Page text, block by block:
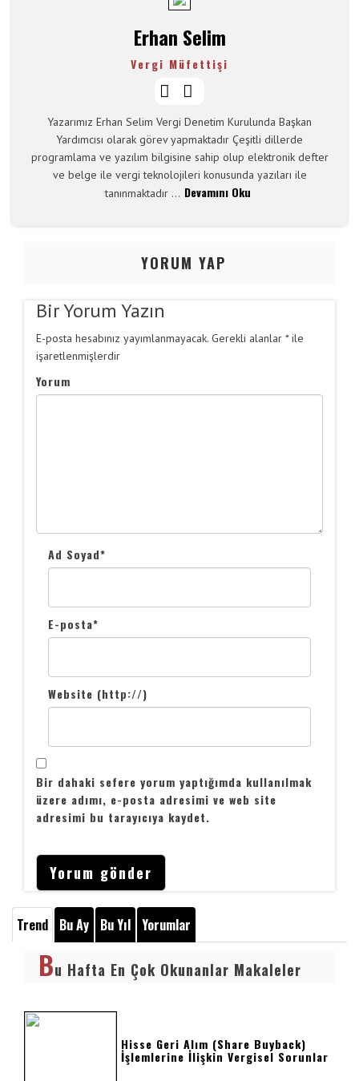
Erhan Selim
Vergi Müfettişi
Yazarımız Erhan Selim Vergi Denetim Kurulunda Başkan
Yardımcısı olarak görev yapmaktadır Çeşitli dillerde
programlama ve yazılım bilgisine sahip olup elektronik defter
ve belge ile vergi teknolojileri konusunda yazıları ile
tanınmaktadır ... Devamını Oku
YORUM YAP
Bir Yorum Yazın
E-posta hesabınız yayımlanmayacak. Gerekli alanlar *ile
işaretlenmişlerdir
Yorum
Ad Soyad*
E-posta*
Website (http://)
Bir dahaki sefere yorum yaptığımda kullanılmak
üzere adımı, e-posta adresimi ve web site
adresimi bu tarayıcıya kaydet.
Trend Bu Ay Bu Yıl Yorumlar
Bu Hafta En Çok Okunanlar Makaleler
Hisse Geri Alım (Share Buyback)
İşlemlerine İlişkin Vergisel Sorunlar